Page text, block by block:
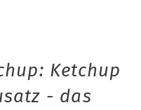
Ketchup
- das